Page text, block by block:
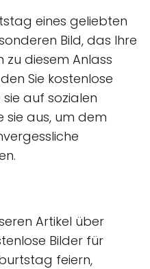
eines geliebten
Bild, das Ihre
zu diesem Anlass
Sie kostenlose
sie auf sozialen
sie aus, um dem
Artikel über
Bilder für
feiern,